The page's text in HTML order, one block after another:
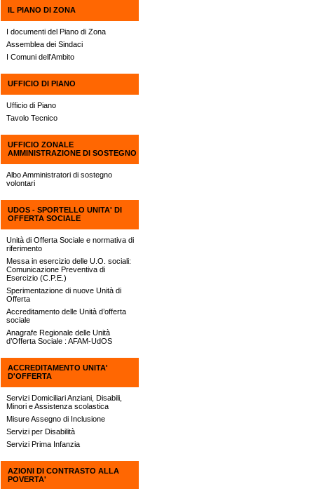
IL PIANO DI ZONA
I documenti del Piano di Zona
Assemblea dei Sindaci
I Comuni dell'Ambito
UFFICIO DI PIANO
Ufficio di Piano
Tavolo Tecnico
UFFICIO ZONALE
AMMINISTRAZIONE DI SOSTEGNO
Albo Amministratori di sostegno
volontari
UDOS - SPORTELLO UNITA' DI
OFFERTA SOCIALE
Unità di Offerta Sociale e normativa di
riferimento
Messa in esercizio delle U.O. sociali:
Comunicazione Preventiva di
Esercizio (C.P.E.)
Sperimentazione di nuove Unità di
Offerta
Accreditamento delle Unità d’offerta
sociale
Anagrafe Regionale delle Unità
d’Offerta Sociale : AFAM-UdOS
ACCREDITAMENTO UNITA'
D'OFFERTA
Servizi Domiciliari Anziani, Disabili,
Minori e Assistenza scolastica
Misure Assegno di Inclusione
Servizi per Disabilità
Servizi Prima Infanzia
AZIONI DI CONTRASTO ALLA
POVERTA'